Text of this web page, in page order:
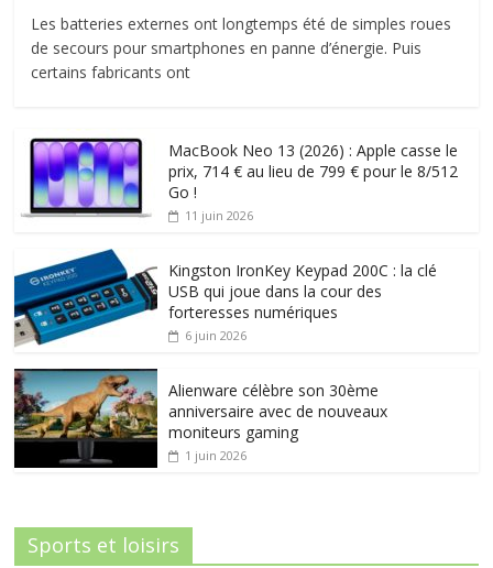
Les batteries externes ont longtemps été de simples roues
de secours pour smartphones en panne d’énergie. Puis
certains fabricants ont
MacBook Neo 13 (2026) : Apple casse le
prix, 714 € au lieu de 799 € pour le 8/512
Go !
11 juin 2026
Kingston IronKey Keypad 200C : la clé
USB qui joue dans la cour des
forteresses numériques
6 juin 2026
Alienware célèbre son 30ème
anniversaire avec de nouveaux
moniteurs gaming
1 juin 2026
Sports et loisirs